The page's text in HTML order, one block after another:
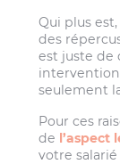
Qui plus
des
est juste de
seulement
Pour ces
de l’aspect
votre